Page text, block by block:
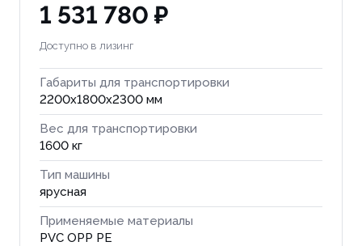
1 531 780 ₽
Доступно в лизинг
Габариты для транспортировки
2200x1800x2300 мм
Вес для транспортировки
1600 кг
Тип машины
ярусная
Применяемые материалы
PVC OPP PE